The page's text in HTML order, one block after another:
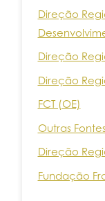
Direção
Direção
Direção
FCT (OE)
Outras
Direção
Fundação